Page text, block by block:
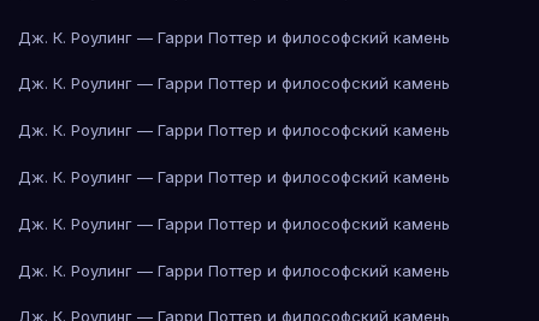
Дж. К. Роулинг — Гарри Поттер и философский камень
Дж. К. Роулинг — Гарри Поттер и философский камень
Дж. К. Роулинг — Гарри Поттер и философский камень
Дж. К. Роулинг — Гарри Поттер и философский камень
Дж. К. Роулинг — Гарри Поттер и философский камень
Дж. К. Роулинг — Гарри Поттер и философский камень
Дж. К. Роулинг — Гарри Поттер и философский камень